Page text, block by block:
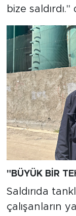
bize saldırdı."
"BÜYÜK BİR
Saldırıda
çalışanların